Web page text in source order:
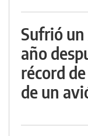
Sufrió un
año
récord
de un